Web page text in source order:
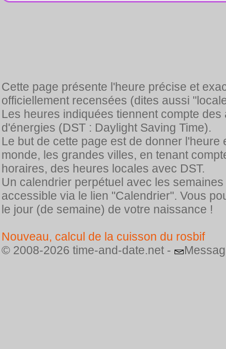
Cette page présente l'heure précise et
officiellement recensées (dites aussi
Les heures indiquées tiennent compte
d'énergies (DST : Daylight Saving Time).
Le but de cette page est de donner
monde, les grandes villes, en tenant
horaires, des heures locales avec DST.
Un calendrier perpétuel avec les
accessible via le lien "Calendrier". Vous
le jour (de semaine) de votre naissance !
Nouveau, calcul de la cuisson du rosbif
© 2008-2026 time-and-date.net -